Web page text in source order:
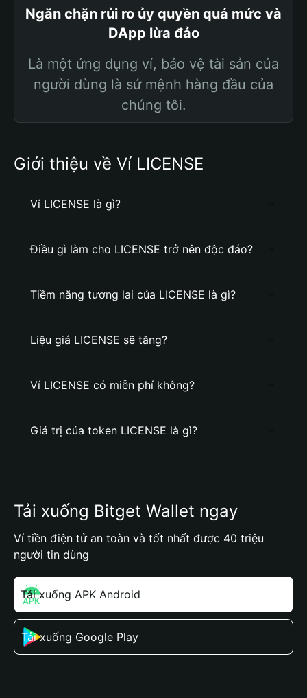
Ngăn chặn rủi ro ủy quyền quá mức và
DApp lừa đảo
Là một ứng dụng ví, bảo vệ tài sản của
người dùng là sứ mệnh hàng đầu của
chúng tôi.
Giới thiệu về Ví LICENSE
Ví LICENSE là gì?
Điều gì làm cho LICENSE trở nên độc đáo?
Tiềm năng tương lai của LICENSE là gì?
Liệu giá LICENSE sẽ tăng?
Ví LICENSE có miễn phí không?
Giá trị của token LICENSE là gì?
Tải xuống Bitget Wallet ngay
Ví tiền điện tử an toàn và tốt nhất được 40 triệu
người tin dùng
Tải xuống APK Android
Tải xuống Google Play